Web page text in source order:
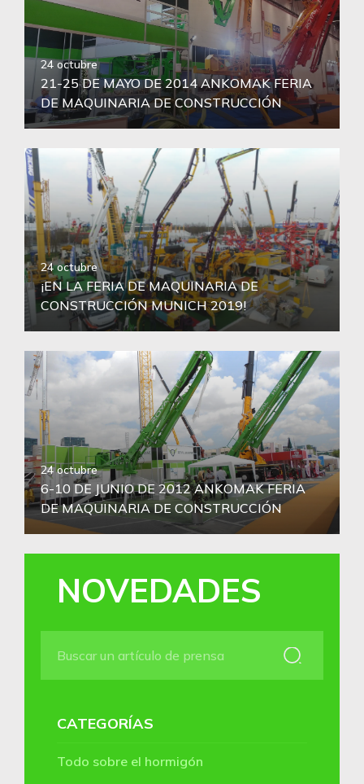
NOVEDADES
CATEGORÍAS
Todo sobre el hormigón
24 octubre
21-25 DE MAYO DE 2014 ANKOMAK FERIA
DE MAQUINARIA DE CONSTRUCCIÓN
24 octubre
¡EN LA FERIA DE MAQUINARIA DE
CONSTRUCCIÓN MUNICH 2019!
24 octubre
6-10 DE JUNIO DE 2012 ANKOMAK FERIA
DE MAQUINARIA DE CONSTRUCCIÓN